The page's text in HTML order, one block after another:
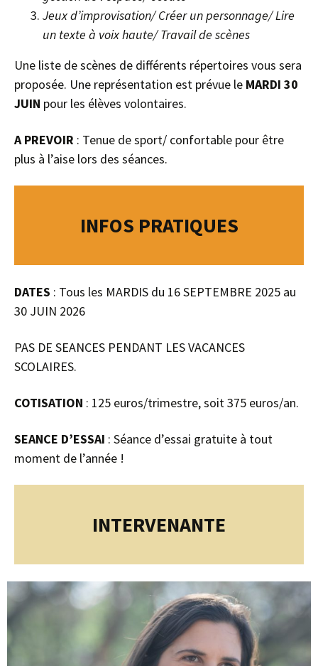
Jeux d’improvisation/ Créer un personnage/ Lire
un texte à voix haute/ Travail de scènes
Une liste de scènes de différents répertoires vous sera
proposée. Une représentation est prévue le MARDI 30
JUIN pour les élèves volontaires.
A PREVOIR : Tenue de sport/ confortable pour être
plus à l’aise lors des séances.
INFOS PRATIQUES
DATES : Tous les MARDIS du 16 SEPTEMBRE 2025 au
30 JUIN 2026
PAS DE SEANCES PENDANT LES VACANCES
SCOLAIRES.
COTISATION : 125 euros/trimestre, soit 375 euros/an.
SEANCE D’ESSAI : Séance d’essai gratuite à tout
moment de l’année !
INTERVENANTE